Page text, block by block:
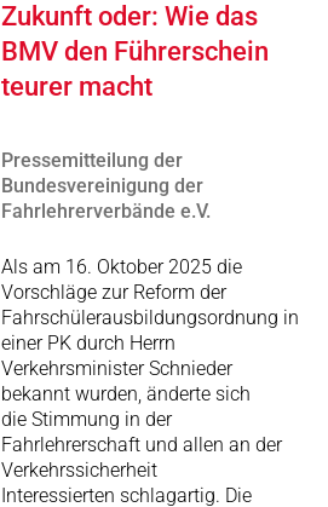
Zukunft oder: Wie das
BMV den Führerschein
teurer macht
Pressemitteilung der
Bundesvereinigung der
Fahrlehrerverbände e.V.
Als am 16. Oktober 2025 die
Vorschläge zur Reform der
Fahrschülerausbildungsordnung in
einer PK durch Herrn
Verkehrsminister Schnieder
bekannt wurden, änderte sich
die Stimmung in der
Fahrlehrerschaft und allen an der
Verkehrssicherheit
Interessierten schlagartig. Die